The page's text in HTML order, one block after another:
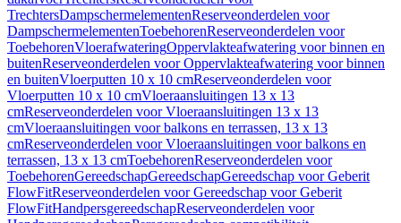
TrechtersDampschermelementenReserveonderdelen voor
DampschermelementenToebehorenReserveonderdelen voor
ToebehorenVloerafwateringOppervlakteafwatering voor binnen en
buitenReserveonderdelen voor Oppervlakteafwatering voor binnen
en buitenVloerputten 10 x 10 cmReserveonderdelen voor
Vloerputten 10 x 10 cmVloeraansluitingen 13 x 13
cmReserveonderdelen voor Vloeraansluitingen 13 x 13
cmVloeraansluitingen voor balkons en terrassen, 13 x 13
cmReserveonderdelen voor Vloeraansluitingen voor balkons en
terrassen, 13 x 13 cmToebehorenReserveonderdelen voor
ToebehorenGereedschapGereedschapGereedschap voor Geberit
FlowFitReserveonderdelen voor Gereedschap voor Geberit
FlowFitHandpersgereedschapReserveonderdelen voor